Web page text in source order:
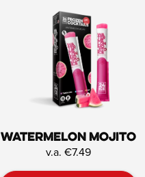
Watermelon Mojito
v.a. €7.49